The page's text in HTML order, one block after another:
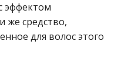
эффектом
же средство,
для волос этого